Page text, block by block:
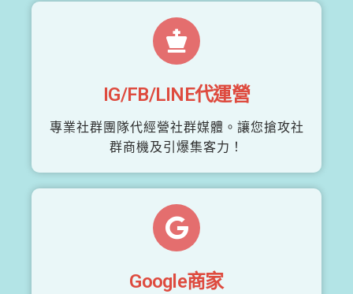
IG/FB/LINE代運營
專業社群團隊代經營社群媒體。讓您搶攻社
群商機及引爆集客力！
Google商家